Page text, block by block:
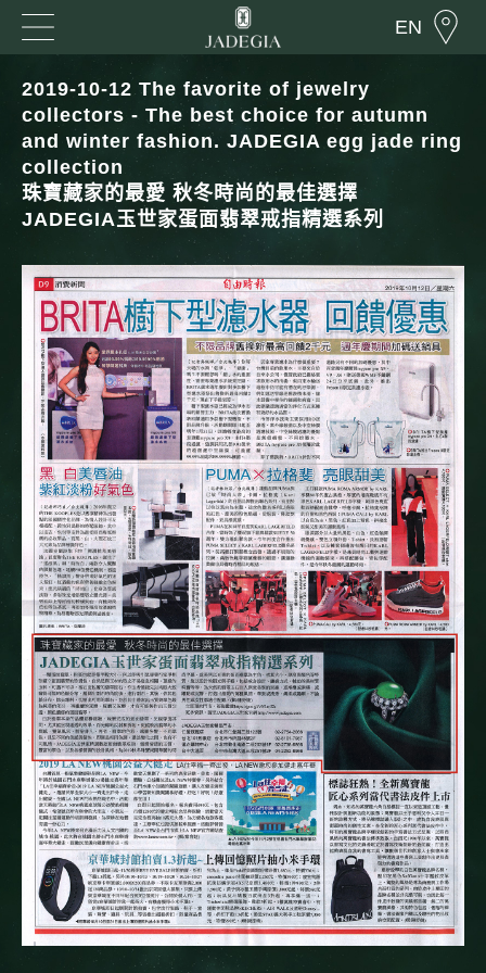
EN
2019-10-12 The favorite of jewelry
collectors - The best choice for autumn
and winter fashion. JADEGIA egg jade ring
collection
珠寶藏家的最愛 秋冬時尚的最佳選擇
JADEGIA玉世家蛋面翡翠戒指精選系列